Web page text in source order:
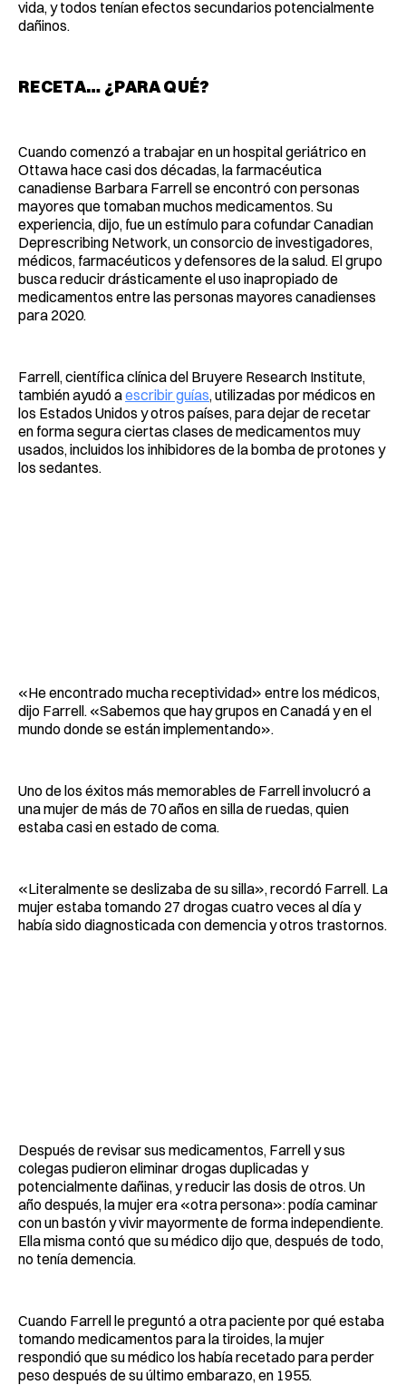
vida, y todos tenían efectos secundarios potencialmente
dañinos.
RECETA… ¿PARA QUÉ?
Cuando comenzó a trabajar en un hospital geriátrico en
Ottawa hace casi dos décadas, la farmacéutica
canadiense Barbara Farrell se encontró con personas
mayores que tomaban muchos medicamentos. Su
experiencia, dijo, fue un estímulo para cofundar Canadian
Deprescribing Network, un consorcio de investigadores,
médicos, farmacéuticos y defensores de la salud. El grupo
busca reducir drásticamente el uso inapropiado de
medicamentos entre las personas mayores canadienses
para 2020.
Farrell, científica clínica del Bruyere Research Institute,
también ayudó aescribir guías, utilizadas por médicos en
los Estados Unidos y otros países, para dejar de recetar
en forma segura ciertas clases de medicamentos muy
usados, incluidos los inhibidores de la bomba de protones y
los sedantes.
«He encontrado mucha receptividad» entre los médicos,
dijo Farrell. «Sabemos que hay grupos en Canadá y en el
mundo donde se están implementando».
Uno de los éxitos más memorables de Farrell involucró a
una mujer de más de 70 años en silla de ruedas, quien
estaba casi en estado de coma.
«Literalmente se deslizaba de su silla», recordó Farrell. La
mujer estaba tomando 27 drogas cuatro veces al día y
había sido diagnosticada con demencia y otros trastornos.
Después de revisar sus medicamentos, Farrell y sus
colegas pudieron eliminar drogas duplicadas y
potencialmente dañinas, y reducir las dosis de otros. Un
año después, la mujer era «otra persona»: podía caminar
con un bastón y vivir mayormente de forma independiente.
Ella misma contó que su médico dijo que, después de todo,
no tenía demencia.
Cuando Farrell le preguntó a otra paciente por qué estaba
tomando medicamentos para la tiroides, la mujer
respondió que su médico los había recetado para perder
peso después de su último embarazo, en 1955.